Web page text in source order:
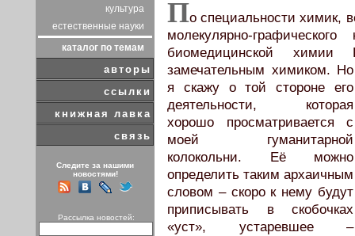
культура
естественные науки
каталог по темам
авторы
ссылки
книжная лавка
связь
Следите за нашими
новостями!
Рассылка новостей:
По специальности химик,
молекулярно-
биомедицинской
замечательным химиком. Но
я скажу о той стороне его
деятельности, которая
хорошо просматривается с
моей гуманитарной
колокольни. Её можно
определить таким архаичным
словом – скоро к нему будут
приписывать в скобочках
«уст», устаревшее –